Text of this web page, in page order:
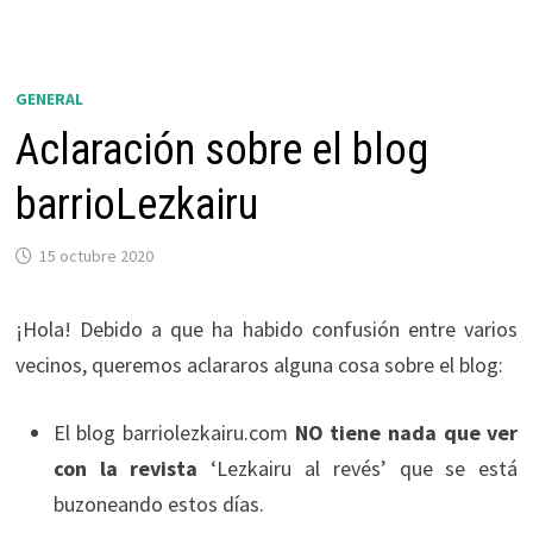
GENERAL
Aclaración sobre el blog
barrioLezkairu
15 octubre 2020
¡Hola! Debido a que ha habido confusión entre varios
vecinos, queremos aclararos alguna cosa sobre el blog:
El blog barriolezkairu.com NO tiene nada que ver
con la revista ‘Lezkairu al revés’ que se está
buzoneando estos días.